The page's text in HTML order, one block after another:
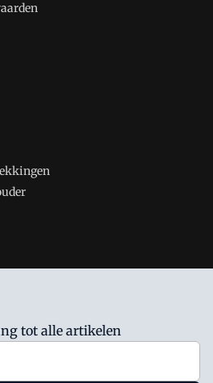
VMN media. Lees in
Op gebruik van deze site zijn de
Algemene Voorwaarden
tot alle artikelen